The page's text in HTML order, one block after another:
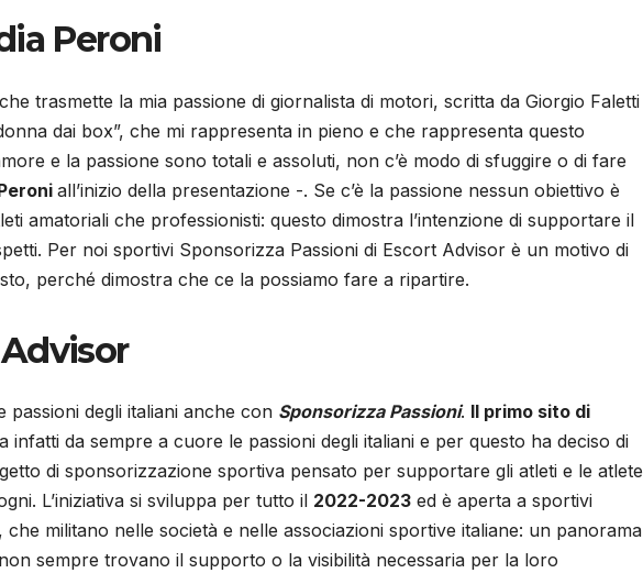
Peroni
trasmette la mia passione di giornalista di motori, scritta da Giorgio Faletti
dai box”, che mi rappresenta in pieno e che rappresenta questo
e la passione sono totali e assoluti, non c’è modo di sfuggire o di fare
all’inizio della presentazione -. Se c’è la passione nessun obiettivo è
amatoriali che professionisti: questo dimostra l’intenzione di supportare il
Per noi sportivi Sponsorizza Passioni di Escort Advisor è un motivo di
perché dimostra che ce la possiamo fare a ripartire.
Advisor
passioni degli italiani anche con Sponsorizza Passioni. Il primo sito di
infatti da sempre a cuore le passioni degli italiani e per questo ha deciso di
di sponsorizzazione sportiva pensato per supportare gli atleti e le atlete
L’iniziativa si sviluppa per tutto il 2022-2023 ed è aperta a sportivi
militano nelle società e nelle associazioni sportive italiane: un panorama
sempre trovano il supporto o la visibilità necessaria per la loro